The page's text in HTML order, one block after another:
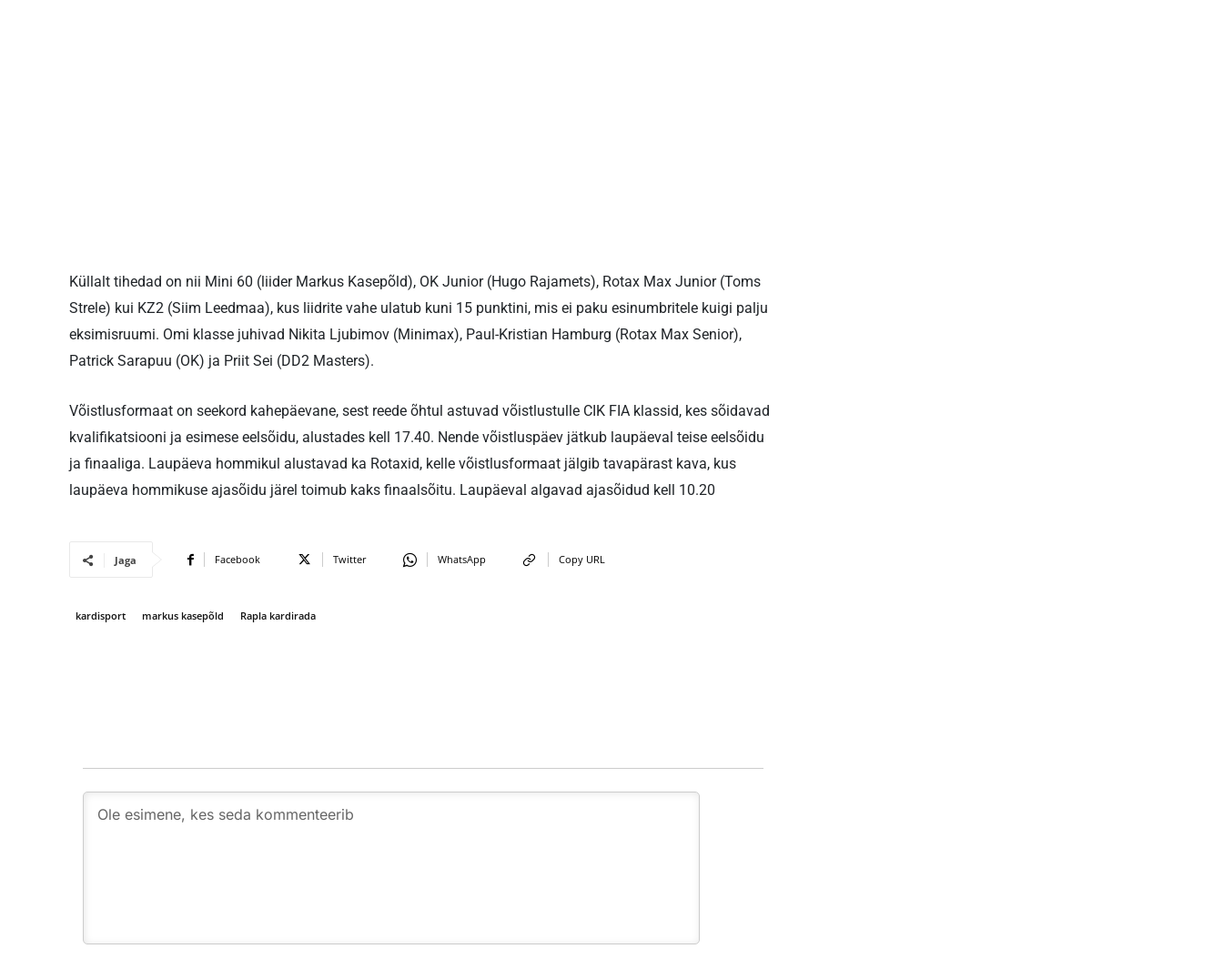
Küllalt tihedad on nii Mini 60 (liider Markus Kasepõld), OK Junior (Hugo Rajamets), Rotax Max Junior (Toms
Strele) kui KZ2 (Siim Leedmaa), kus liidrite vahe ulatub kuni 15 punktini, mis ei paku esinumbritele kuigi palju
eksimisruumi. Omi klasse juhivad Nikita Ljubimov (Minimax), Paul-Kristian Hamburg (Rotax Max Senior),
Patrick Sarapuu (OK) ja Priit Sei (DD2 Masters).
Võistlusformaat on seekord kahepäevane, sest reede õhtul astuvad võistlustulle CIK FIA klassid, kes sõidavad
kvalifikatsiooni ja esimese eelsõidu, alustades kell 17.40. Nende võistluspäev jätkub laupäeval teise eelsõidu
ja finaaliga. Laupäeva hommikul alustavad ka Rotaxid, kelle võistlusformaat jälgib tavapärast kava, kus
laupäeva hommikuse ajasõidu järel toimub kaks finaalsõitu. Laupäeval algavad ajasõidud kell 10.20
Jaga Facebook Twitter WhatsApp Copy URL
kardisport markus kasepõld Rapla kardirada